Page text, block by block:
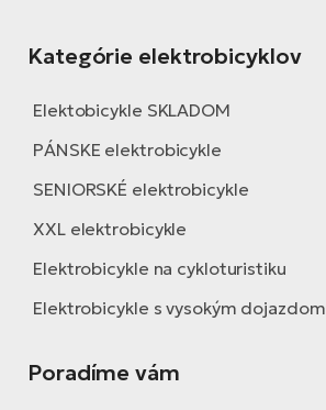
Kategórie elektrobicyklov
Elektobicykle SKLADOM
PÁNSKE elektrobicykle
SENIORSKÉ elektrobicykle
XXL elektrobicykle
Elektrobicykle na cykloturistiku
Elektrobicykle s vysokým dojazdom
Poradíme vám